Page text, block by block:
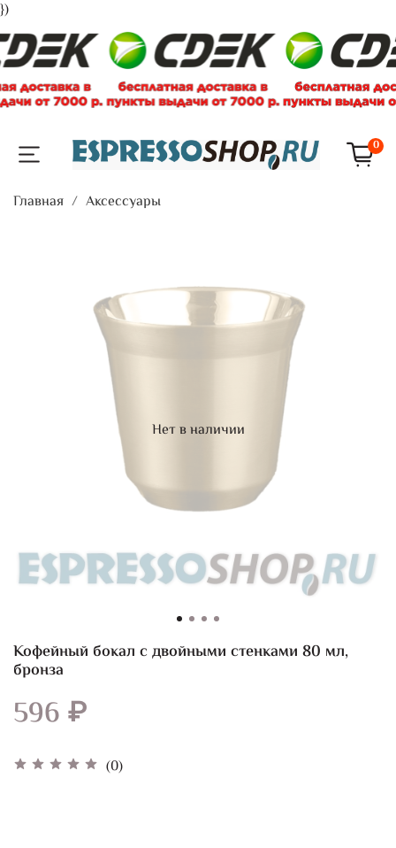
})
0
Главная Аксессуары
Нет в наличии
Кофейный бокал с двойными стенками 80 мл,
бронза
(0)
596 ₽